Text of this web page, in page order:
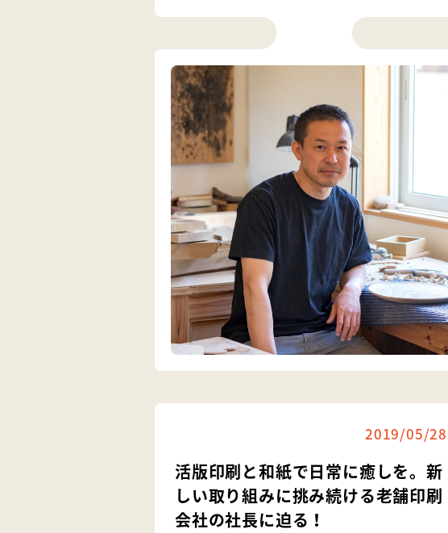
2019/05/28
活版印刷と和紙で日常に癒しを。新
しい取り組みに挑み続ける老舗印刷
会社の社長に迫る！